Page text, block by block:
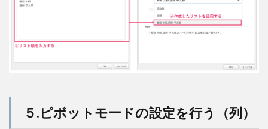
５.ピボットモードの設定を行う（列）